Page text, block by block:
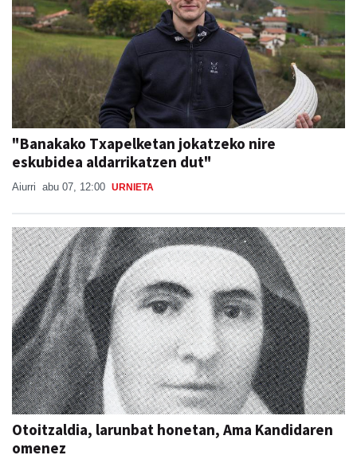
"Banakako Txapelketan jokatzeko nire
eskubidea aldarrikatzen dut"
Aiurri abu 07, 12:00 URNIETA
Otoitzaldia, larunbat honetan, Ama Kandidaren
omenez